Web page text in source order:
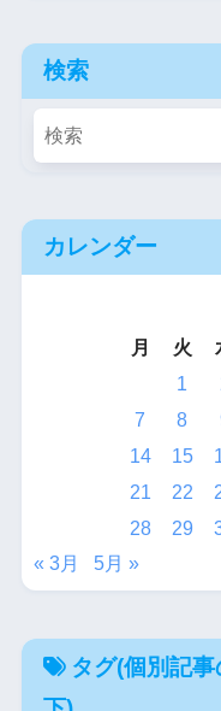
検索
カレンダー
月
火
1
7
8
14
15
21
22
28
29
« 3月
5月 »
タグ(個別記